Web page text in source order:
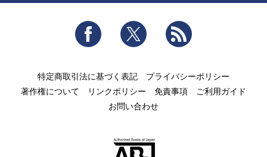
Facebook Twitter
特定商取引法に基づく表記
プライバシーポリシー
著作権について
リンクポリシー 免責事項
ご利用ガイド
お問い合わせ